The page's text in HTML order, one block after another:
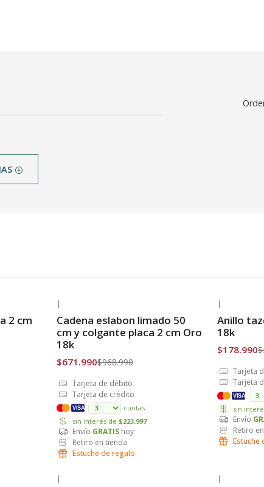
2 cm
Envío Gratis
|
Cadena eslabon limado 50
cm y colgante placa 2 cm Oro
18k
$671.990$968.990
Tarjeta de débito
Tarjeta de crédito
VISA
cuotas
sin interés de $223.997
Envío GRATIS hoy
Retiro en tienda
Estuche de regalo
Envío
|
Anillo
18k
$178.990
Tarjeta
Tarjeta
VISA
sin
Envío
Retiro
Estuche
| |